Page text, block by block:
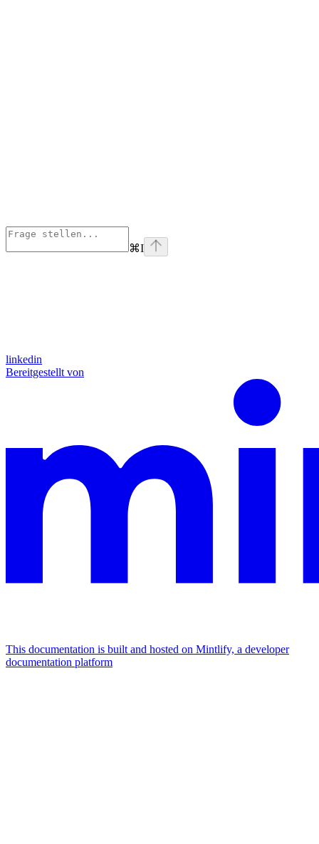
⌘I
linkedin
Bereitgestellt von
This documentation is built and hosted on Mintlify, a developer
documentation platform